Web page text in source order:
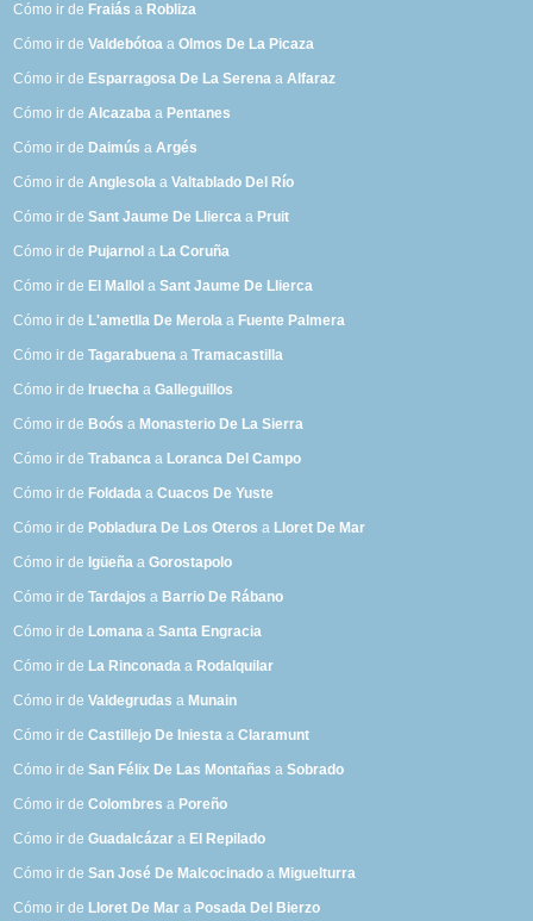
Cómo ir de Fraiás a Robliza
Cómo ir deValdebótoa aOlmos De La Picaza
Cómo ir de Esparragosa De La Serena aAlfaraz
Cómo ir deAlcazaba a Pentanes
Cómo ir de Daimús aArgés
Cómo ir deAnglesola aValtablado Del Río
Cómo ir deSant Jaume De Llierca a Pruit
Cómo ir de Pujarnol a La Coruña
Cómo ir de El Mallol aSant Jaume De Llierca
Cómo ir de L'ametlla De Merola a Fuente Palmera
Cómo ir deTagarabuena aTramacastilla
Cómo ir de Iruecha aGalleguillos
Cómo ir de Boós a Monasterio De La Sierra
Cómo ir deTrabanca a Loranca Del Campo
Cómo ir de Foldada aCuacos De Yuste
Cómo ir de Pobladura De Los Oteros a Lloret De Mar
Cómo ir de Igüeña aGorostapolo
Cómo ir deTardajos a Barrio De Rábano
Cómo ir de Lomana aSanta Engracia
Cómo ir de La Rinconada a Rodalquilar
Cómo ir deValdegrudas a Munain
Cómo ir deCastillejo De Iniesta aClaramunt
Cómo ir deSan Félix De Las Montañas aSobrado
Cómo ir deColombres a Poreño
Cómo ir deGuadalcázar a El Repilado
Cómo ir deSan José De Malcocinado a Miguelturra
Cómo ir de Lloret De Mar a Posada Del Bierzo